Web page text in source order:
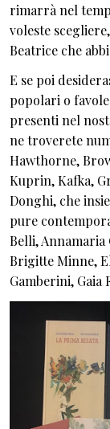
rimarrà nel
voleste
Beatrice che
E se poi
popolari o
presenti nel
ne troverete
Hawthorne,
Kuprin, Kafka,
Donghi, che
pure
Belli, Annamaria
Brigitte Minne,
Gamberini,